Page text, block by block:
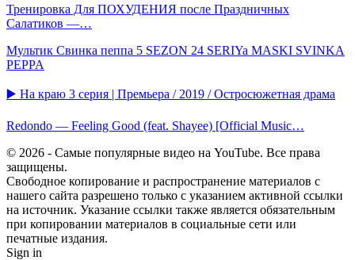
Тренировка Для ПОХУДЕНИЯ после Праздничных
Салатиков —…
Мультик Свинка пеппа 5 SEZON 24 SERIYa MASKI SVINKA
PEPPA
▶️ На краю 3 серия | Премьера / 2019 / Остросюжетная драма
Redondo — Feeling Good (feat. Shayee) [Official Music…
© 2026 - Самые популярные видео на YouTube. Все права
защищены.
Свободное копирование и распространение материалов с
нашего сайта разрешено только с указанием активной ссылки
на источник. Указание ссылки также является обязательным
при копировании материалов в социальные сети или
печатные издания.
Sign in